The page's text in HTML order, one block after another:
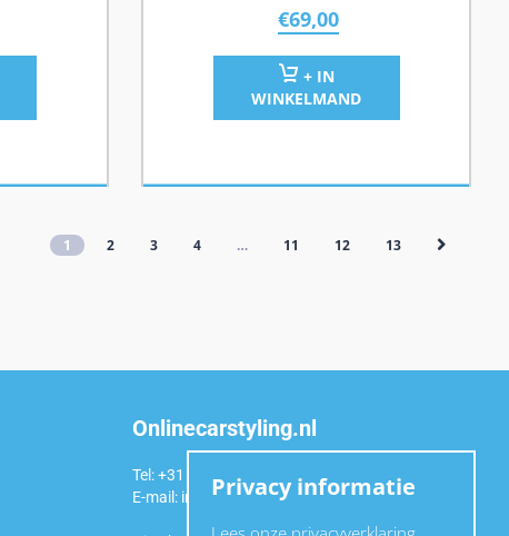
€69,00
+ IN
WINKELMAND
1 2 3 4 … 11 12 13
Onlinecarstyling.nl
Tel: +31 (0)6 54 98 49 99
E-mail: info@onlinecarstyling.nl
Privacy informatie